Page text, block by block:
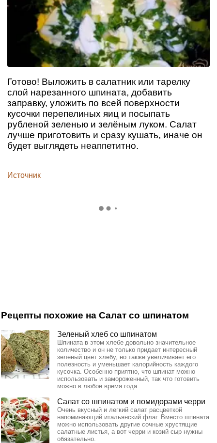
Готово! Выложить в салатник или тарелку
слой нарезанного шпината, добавить
заправку, уложить по всей поверхности
кусочки перепелиных яиц и посыпать
рубленой зеленью и зелёным луком. Салат
лучше приготовить и сразу кушать, иначе он
будет выглядеть неаппетитно.
Источник
Рецепты похожие на Салат со шпинатом
Зеленый хлеб со шпинатом
Шпината в этом хлебе довольно значительное
количество и он не только придает интересный
зеленый цвет хлебу, но также увеличивает его
полезность и уменьшает калорийность каждого
кусочка. Особенно приятно, что шпинат можно
использовать и замороженный, так что готовить
можно в любое время года.
Салат со шпинатом и помидорами черри
Очень вкусный и легкий салат расцветкой
напоминающий итальянский флаг. Вместо шпината
можно использовать другие сочные хрустящие
салатные листья, а вот черри и козий сыр нужны
обязательно.